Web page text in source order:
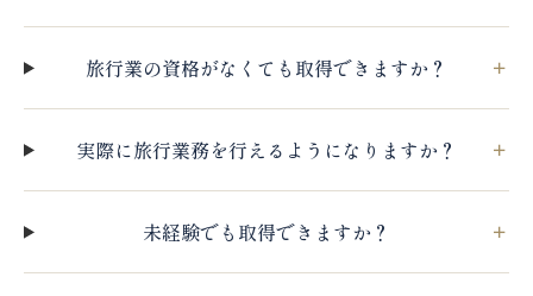
旅行業の資格がなくても取得できますか？
実際に旅行業務を行えるようになりますか？
未経験でも取得できますか？